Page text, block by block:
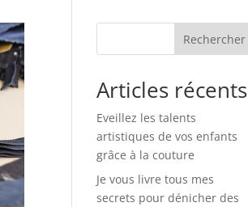
Rechercher
Articles récents
Eveillez les talents
artistiques de vos enfants
grâce à la couture
Je vous livre tous mes
secrets pour dénicher des